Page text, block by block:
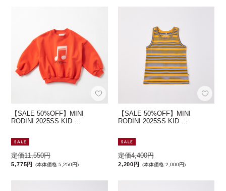
【SALE 50%OFF】MINI
RODINI 2025SS KID …
定価11,550円
5,775円 (本体価格:5,250円)
【SALE 50%OFF】MINI
RODINI 2025SS KID …
定価4,400円
2,200円 (本体価格:2,000円)